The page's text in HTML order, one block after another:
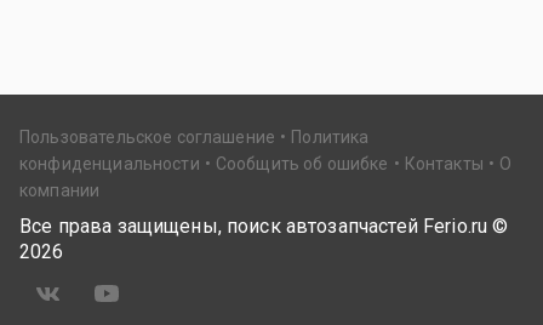
Пользовательское соглашение
Политика
конфиденциальности
Сообщить об ошибке Контакты
О
компании
Все права защищены, поиск автозапчастей Ferio.ru ©
2026